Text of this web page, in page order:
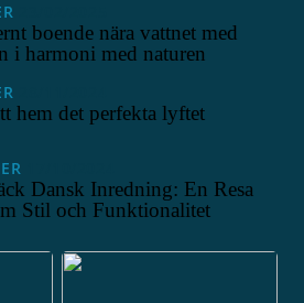
boende nära vattnet med
i harmoni med naturen
hem det perfekta lyftet
Dansk Inredning: En Resa
Stil och Funktionalitet